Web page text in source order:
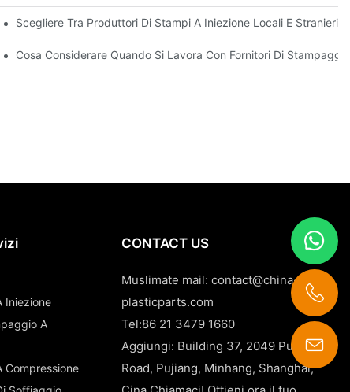
Progetto
Scegliere Tra Produttori Di Stampi A Iniezione Locali E Stranieri
ABS
Cosa Considerare Quando Si Lavora Con Fornitori Di
Iniezione
A
Compressione
CONTACT US
Muslimate mail:contact@china-
plasticparts.com
Tel:86 21 3479 1660
Aggiungi: Building 37, 2049 Pujin
Road, Pujiang, Minhang, Shanghai,